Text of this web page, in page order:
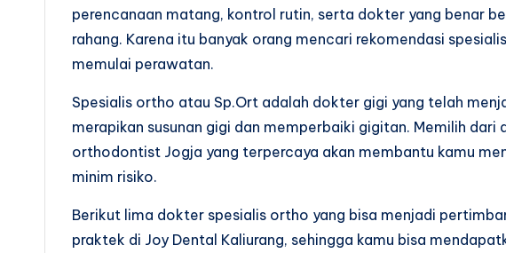
perencanaan matang, kontrol rutin, serta dokter yang benar
rahang. Karena itu banyak orang mencari rekomendasi
memulai perawatan.
Spesialis ortho atau Sp.Ort adalah dokter gigi yang telah
merapikan susunan gigi dan memperbaiki gigitan. Memilih
orthodontist Jogja yang terpercaya akan membantu kamu
minim risiko.
Berikut lima dokter spesialis ortho yang bisa menjadi
praktek di Joy Dental Kaliurang, sehingga kamu bisa